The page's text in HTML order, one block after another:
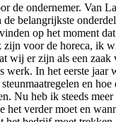
de ondernemer. Van
de belangrijkste
op het moment
zijn voor de horeca, ik
wij er zijn als een zaak
werk. In het eerste jaar
en hoe
Nu heb ik steeds
het verder moet en